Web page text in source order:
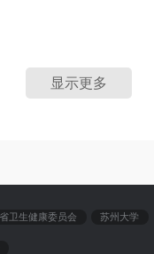
显示更多
卫生健康委员会 苏州大学